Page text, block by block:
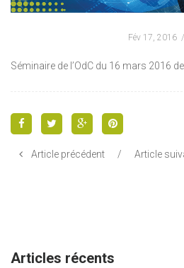
Fév 17, 2016
Séminaire de l’OdC du 16 mars 2016
Article précédent / Article
Articles récents